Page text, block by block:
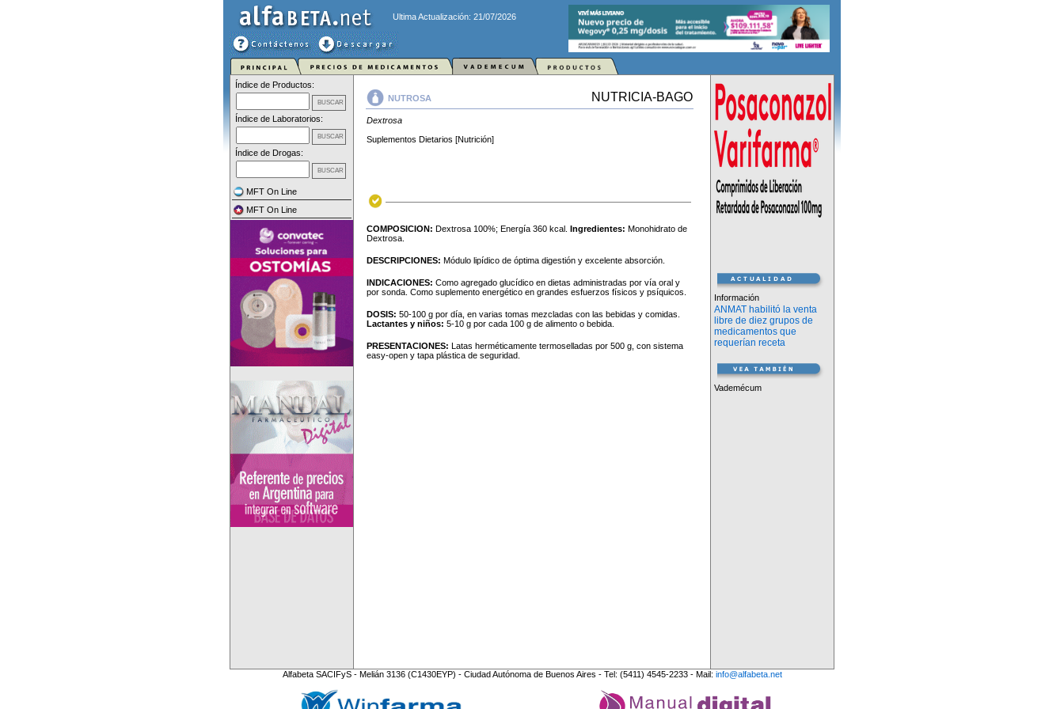
Ultima Actualización: 21/07/2026
Índice de Productos:
Índice de Laboratorios:
Índice de Drogas:
MFT On Line
MFT On Line
NUTROSA NUTRICIA-BAGO
Dextrosa
Suplementos Dietarios [Nutrición]
COMPOSICION: Dextrosa 100%; Energía 360 kcal. Ingredientes: Monohidrato de
Dextrosa.
DESCRIPCIONES: Módulo lipídico de óptima digestión y excelente absorción.
INDICACIONES: Como agregado glucídico en dietas administradas por vía oral y
por sonda. Como suplemento energético en grandes esfuerzos físicos y psíquicos.
DOSIS: 50-100 g por día, en varias tomas mezcladas con las bebidas y comidas.
Lactantes y niños: 5-10 g por cada 100 g de alimento o bebida.
PRESENTACIONES: Latas herméticamente termoselladas por 500 g, con sistema
easy-open y tapa plástica de seguridad.
Información
ANMAT habilitó la venta
libre de diez grupos de
medicamentos que
requerían receta
Vademécum
Alfabeta SACIFyS - Melián 3136 (C1430EYP) - Ciudad Autónoma de Buenos Aires - Tel: (5411) 4545-2233 - Mail: info@alfabeta.net